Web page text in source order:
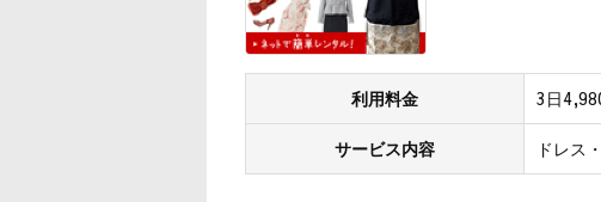
利用料金 3日
サービス内容 ドレス